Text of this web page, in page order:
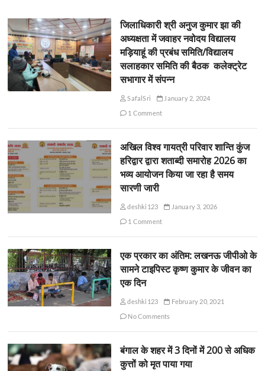
जिलाधिकारी श्री अनुज कुमार झा की
अध्यक्षता में जवाहर नवोदय विद्यालय
मड़ियाहूं की प्रबंध समिति/विद्यालय
सलाहकार समिति की बैठक कलेक्ट्रेट
सभागार में संपन्न
SafalSri
January 2, 2024
1 Comment
अखिल विश्व गायत्री परिवार शान्ति कुंज
हरिद्वार द्वारा शताब्दी समारोह 2026 का
भव्य आयोजन किया जा रहा है समय
सारणी जारी
deshki123
January 3, 2026
1 Comment
एक प्रकार का अंतिम: लखनऊ जीपीओ के
सामने टाइपिस्ट कृष्ण कुमार के जीवन का
एक दिन
deshki123
February 20, 2021
No Comments
बंगाल के शहर में 3 दिनों में 200 से अधिक
कुत्तों को मृत पाया गया